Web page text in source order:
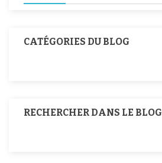
CATÉGORIES DU BLOG
RECHERCHER DANS LE BLOG